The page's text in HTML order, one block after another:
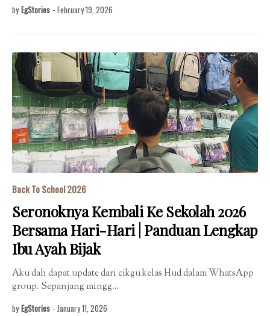
by EgStories - February 19, 2026
Back To School 2026
Seronoknya Kembali Ke Sekolah 2026
Bersama Hari-Hari | Panduan Lengkap
Ibu Ayah Bijak
Aku dah dapat update dari cikgu kelas Hud dalam WhatsApp
group. Sepanjang mingg…
by EgStories - January 11, 2026